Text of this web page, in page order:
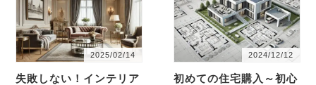
2025/02/14
失敗しない！インテリア
2024/12/12
初めての住宅購入～初心